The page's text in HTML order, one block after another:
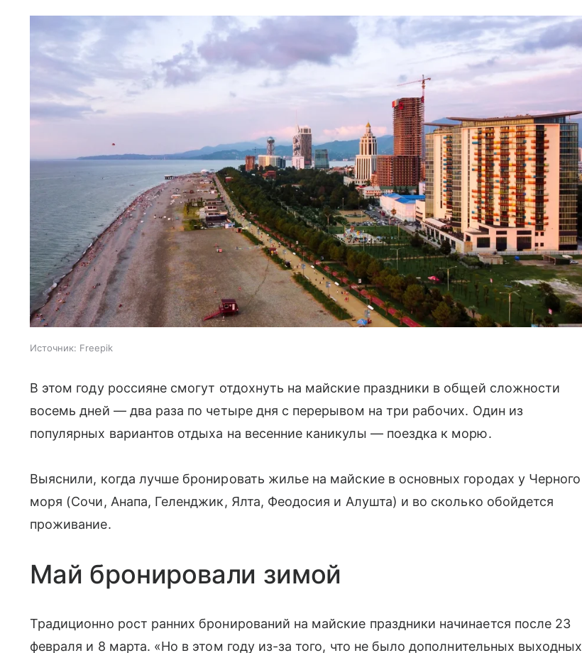
Источник: Freepik
В этом году россияне смогут отдохнуть на майские праздники в общей сложности
восемь дней — два раза по четыре дня с перерывом на три рабочих. Один из
популярных вариантов отдыха на весенние каникулы — поездка к морю.
Выяснили, когда лучше бронировать жилье на майские в основных городах у Черного
моря (Сочи, Анапа, Геленджик, Ялта, Феодосия и Алушта) и во сколько обойдется
проживание.
Май бронировали зимой
Традиционно рост ранних бронирований на майские праздники начинается после 23
февраля и 8 марта. «Но в этом году из-за того, что не было дополнительных выходных